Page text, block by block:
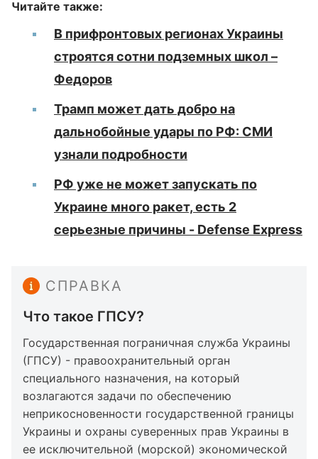
Читайте также:
В прифронтовых регионах Украины
строятся сотни подземных школ –
Федоров
Трамп может дать добро на
дальнобойные удары по РФ: СМИ
узнали подробности
РФ уже не может запускать по
Украине много ракет, есть 2
серьезные причины - Defense Express
СПРАВКА
Что такое ГПСУ?
Государственная пограничная служба Украины
(ГПСУ) - правоохранительный орган
специального назначения, на который
возлагаются задачи по обеспечению
неприкосновенности государственной границы
Украины и охраны суверенных прав Украины в
ее исключительной (морской) экономической